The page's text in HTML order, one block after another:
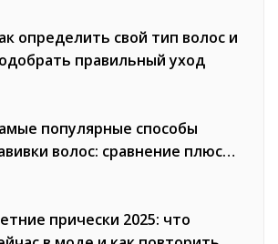
определить свой тип волос и
правильный уход
популярные способы
волос: сравнение плюсов
прически 2025: что